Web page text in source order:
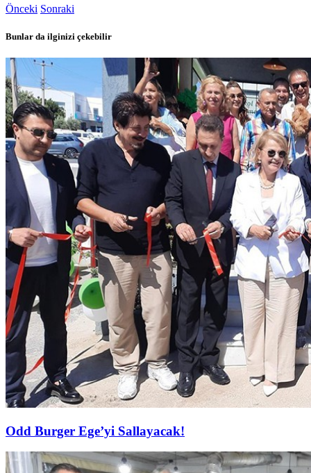
Önceki Sonraki
Bunlar da ilginizi çekebilir
Odd Burger Ege’yi Sallayacak!